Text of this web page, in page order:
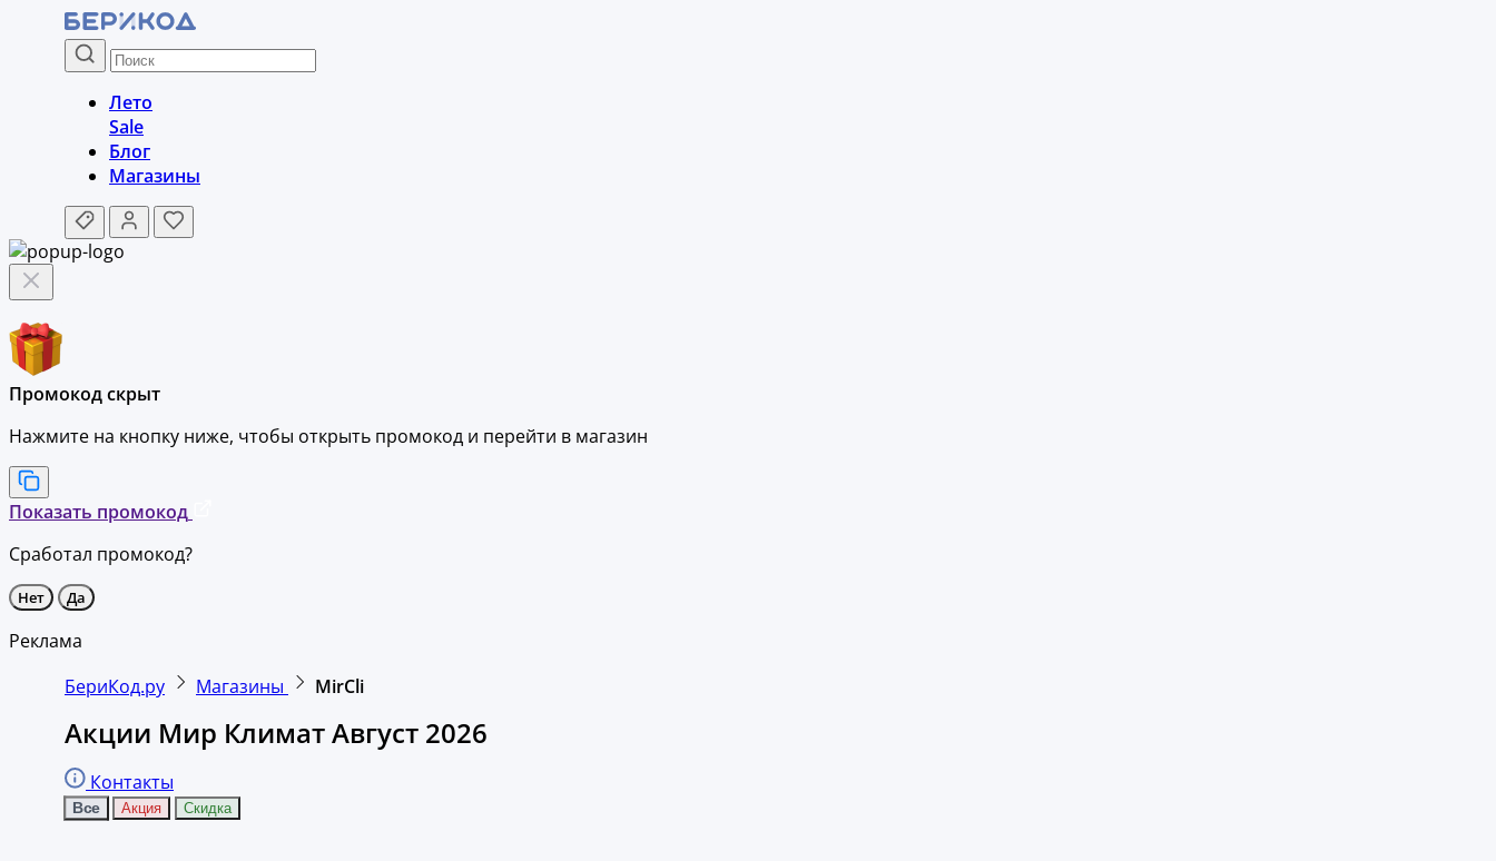
Лето
Sale
Блог
Магазины
Промокод скрыт
Нажмите на кнопку ниже, чтобы открыть промокод и перейти в магазин
Показать промокод
Сработал промокод?
Нет Да
Реклама
БериКод.ру
Магазины MirCli
Акции Мир Климат Август 2026
Контакты
Все Акция Скидка